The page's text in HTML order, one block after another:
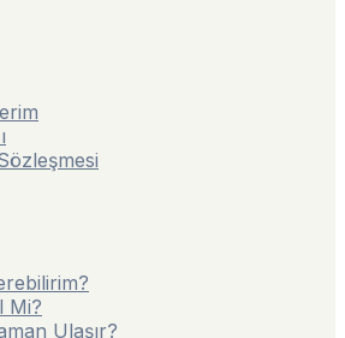
Mi?
Ulaşır?